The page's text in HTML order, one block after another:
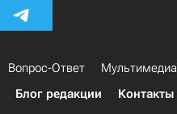
Вопрос-Ответ Мультимедиа
Блог редакции Контакты